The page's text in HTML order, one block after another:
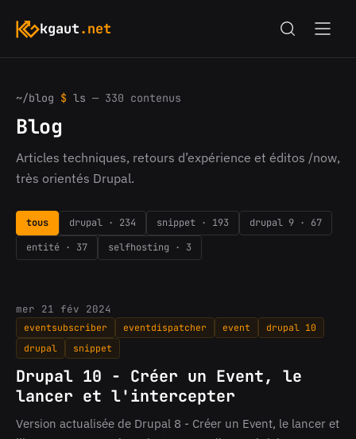
kgaut.net
~/blog $ ls — 330 contenus
Blog
Articles techniques, retours d’expérience et éditos /now,
très orientés Drupal.
tous drupal · 234 snippet · 193
drupal 9 · 67
entité · 37
selfhosting · 3
mer 21 fév 2024
eventsubscriber eventdispatcher event
drupal 10
drupal
snippet
Drupal 10 - Créer un Event, le
lancer et l'intercepter
Version actualisée de Drupal 8 - Créer un Event, le lancer et